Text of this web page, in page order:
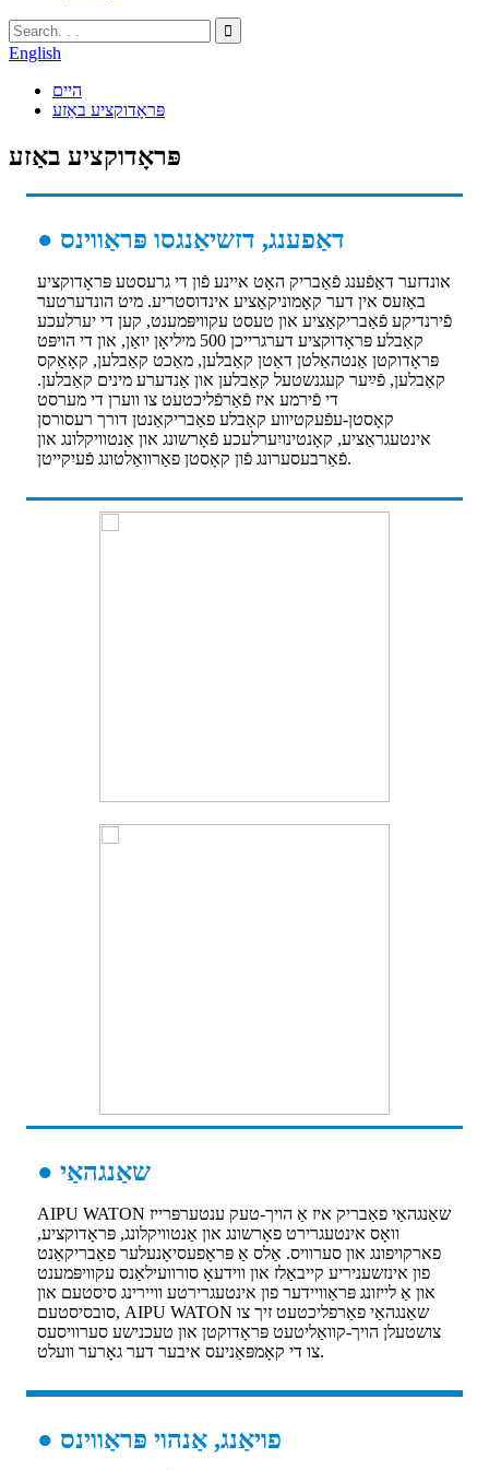
English
היים
פּראָדוקציע באַזע
פּראָדוקציע באַזע
● דאַפענג, דזשיאַנגסו פּראַווינס
אונדזער דאַפֿענג פֿאַבריק האָט איינע פֿון די גרעסטע פּראָדוקציע
באַזעס אין דער קאָמוניקאַציע אינדוסטריע. מיט הונדערטער
פֿירנדיקע פֿאַבריקאַציע און טעסט עקוויפּמענט, קען די יערלעכע
קאַבלע פּראָדוקציע דערגרייכן 500 מיליאָן יואַן, און די הויפּט
פּראָדוקטן אַנטהאַלטן דאַטן קאַבלען, מאַכט קאַבלען, קאָאַקס
קאַבלען, פֿײַער קעגנשטעל קאַבלען און אַנדערע מינים קאַבלען.
די פֿירמע איז פֿאַרפֿליכטעט צו ווערן די מערסט
קאָסטן-עפֿעקטיווע קאַבלע פאַבריקאַנטן דורך רעסורסן
אינטעגראַציע, קאָנטינויִערלעכע פֿאָרשונג און אַנטוויקלונג און
פֿאַרבעסערונג פֿון קאָסטן פאַרוואַלטונג פֿעיִקייטן.
● שאַנגהאַי
AIPU WATON שאַנגהאַי פאַבריק איז אַ הויך-טעק ענטערפּרייז
וואָס אינטעגרירט פאָרשונג און אַנטוויקלונג, פּראָדוקציע,
פארקויפונג און סערוויס. אַלס אַ פּראָפעסיאָנעלער פאַבריקאַנט
פון אינזשעניריע קייבאַלז און ווידעאָ סורוועילאַנס עקוויפּמענט
און אַ לייזונג פּראַוויידער פון אינטעגרירטע וויירינג סיסטעם און
סובסיסטעם, AIPU WATON שאַנגהאַי פאַרפליכטעט זיך צו
צושטעלן הויך-קוואַליטעט פּראָדוקטן און טעכנישע סערוויסעס
צו די קאָמפּאַניעס איבער דער גאָרער וועלט.
● פויאַנג, אַנהוי פּראַווינס